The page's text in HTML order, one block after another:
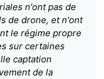
n'ont pas de
de drone, et n'ont
le régime propre
sur certaines
captation
de la